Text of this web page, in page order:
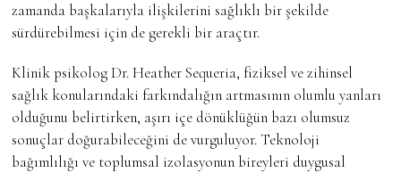
zamanda başkalarıyla ilişkilerini sağlıklı bir şekilde
sürdürebilmesi için de gerekli bir araçtır.
Klinik psikolog Dr. Heather Sequeria, fiziksel ve zihinsel
sağlık konularındaki farkındalığın artmasının olumlu yanları
olduğunu belirtirken, aşırı içe dönüklüğün bazı olumsuz
sonuçlar doğurabileceğini de vurguluyor. Teknoloji
bağımlılığı ve toplumsal izolasyonun bireyleri duygusal